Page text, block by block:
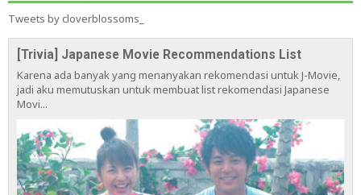
Tweets by cloverblossoms_
[Trivia] Japanese Movie Recommendations List
Karena ada banyak yang menanyakan rekomendasi untuk J-Movie,
jadi aku memutuskan untuk membuat list rekomendasi Japanese
Movi...